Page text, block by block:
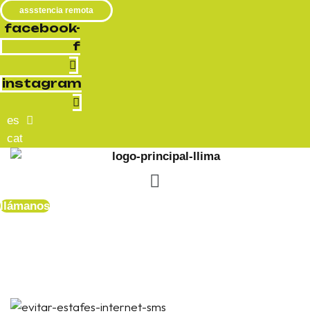
assstencia remota
facebook-
f
instagram
es
cat
menú
llámanos